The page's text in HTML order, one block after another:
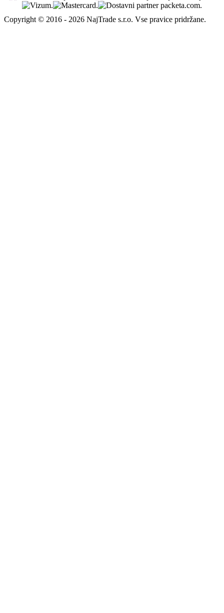
Copyright © 2016 - 2026 NajTrade s.r.o. Vse pravice pridržane.